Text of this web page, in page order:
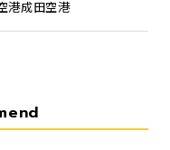
港成田空港